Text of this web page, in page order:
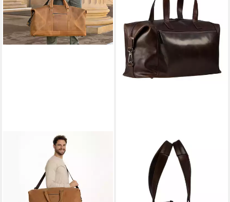
Reisetasche Gusti Leder
Reisetasche Fernando (1-tlg)
214,95 €
lieferbar - in 4-5 Werktagen bei dir
Reisetasche Travel Bag, aus
echtem Rindsleder
359,10 €
UVP 399,00 €
lieferbar - in 2-3 Werktagen bei dir